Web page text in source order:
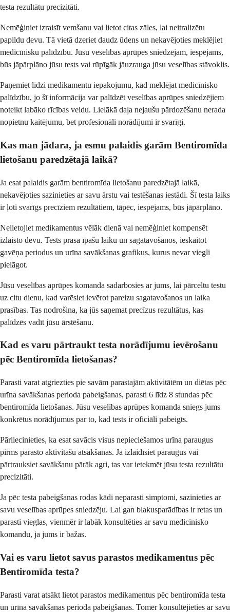
testa rezultātu precizitāti.
Nemēģiniet izraisīt vemšanu vai lietot citas zāles, lai neitralizētu
papildu devu. Tā vietā dzeriet daudz ūdens un nekavējoties meklējiet
medicīnisku palīdzību. Jūsu veselības aprūpes sniedzējam, iespējams,
būs jāpārplāno jūsu tests vai rūpīgāk jāuzrauga jūsu veselības stāvoklis.
Paņemiet līdzi medikamentu iepakojumu, kad meklējat medicīnisko
palīdzību, jo šī informācija var palīdzēt veselības aprūpes sniedzējiem
noteikt labāko rīcības veidu. Lielākā daļa nejaušu pārdozēšanu nerada
nopietnu kaitējumu, bet profesionāli norādījumi ir svarīgi.
Kas man jādara, ja esmu palaidis garām Bentiromīda
lietošanu paredzētajā laikā?
Ja esat palaidis garām bentiromīda lietošanu paredzētajā laikā,
nekavējoties sazinieties ar savu ārstu vai testēšanas iestādi. Šī testa laiks
ir ļoti svarīgs precīziem rezultātiem, tāpēc, iespējams, būs jāpārplāno.
Nelietojiet medikamentus vēlāk dienā vai nemēģiniet kompensēt
izlaisto devu. Tests prasa īpašu laiku un sagatavošanos, ieskaitot
gavēņa periodus un urīna savākšanas grafikus, kurus nevar viegli
pielāgot.
Jūsu veselības aprūpes komanda sadarbosies ar jums, lai pārceltu testu
uz citu dienu, kad varēsiet ievērot pareizu sagatavošanos un laika
prasības. Tas nodrošina, ka jūs saņemat precīzus rezultātus, kas
palīdzēs vadīt jūsu ārstēšanu.
Kad es varu pārtraukt testa norādījumu ievērošanu
pēc Bentiromīda lietošanas?
Parasti varat atgriezties pie savām parastajām aktivitātēm un diētas pēc
urīna savākšanas perioda pabeigšanas, parasti 6 līdz 8 stundas pēc
bentiromīda lietošanas. Jūsu veselības aprūpes komanda sniegs jums
konkrētus norādījumus par to, kad tests ir oficiāli pabeigts.
Pārliecinieties, ka esat savācis visus nepieciešamos urīna paraugus
pirms parasto aktivitāšu atsākšanas. Ja izlaidīsiet paraugus vai
pārtrauksiet savākšanu pārāk agri, tas var ietekmēt jūsu testa rezultātu
precizitāti.
Ja pēc testa pabeigšanas rodas kādi neparasti simptomi, sazinieties ar
savu veselības aprūpes sniedzēju. Lai gan blakusparādības ir retas un
parasti vieglas, vienmēr ir labāk konsultēties ar savu medicīnisko
komandu, ja jums ir bažas.
Vai es varu lietot savus parastos medikamentus pēc
Bentiromīda testa?
Parasti varat atsākt lietot parastos medikamentus pēc bentiromīda testa
un urīna savākšanas perioda pabeigšanas. Tomēr konsultējieties ar savu